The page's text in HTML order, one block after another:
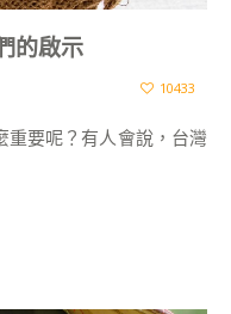
的啟示
10433
重要呢？有人會說，台灣